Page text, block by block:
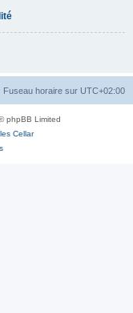
Fuseau horaire sur UTC+02:00
phpBB Limited
Cellar